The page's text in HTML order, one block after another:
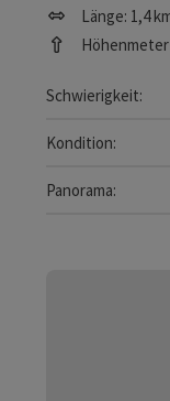
Länge: 1,4
Schwierigkeit:
Leicht
Kondition:
Leicht
Panorama:
Traumtour